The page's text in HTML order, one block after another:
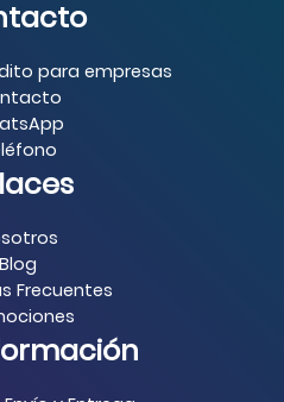
para empresas
Blog
Frecuentes